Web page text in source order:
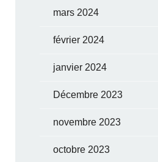
mars 2024
février 2024
janvier 2024
Décembre 2023
novembre 2023
octobre 2023